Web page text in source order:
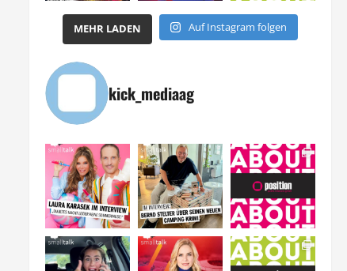
MEHR LADEN Auf Instagram folgen
kick_mediaag